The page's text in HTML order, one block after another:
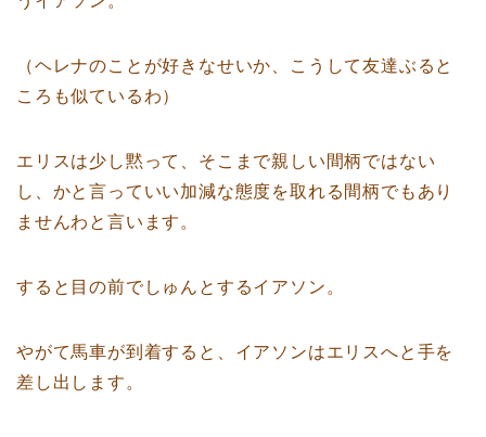
（ヘレナのことが好きなせいか、こうして友達ぶると
ころも似ているわ）
エリスは少し黙って、そこまで親しい間柄ではない
し、かと言っていい加減な態度を取れる間柄でもあり
ませんわと言います。
すると目の前でしゅんとするイアソン。
やがて馬車が到着すると、イアソンはエリスへと手を
差し出します。